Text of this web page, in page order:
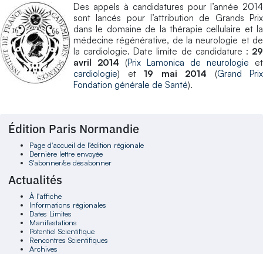
Des appels à candidatures pour l’année 2014
sont lancés pour l’attribution de Grands Prix
dans le domaine de la thérapie cellulaire et la
médecine régénérative, de la neurologie et de
la cardiologie. Date limite de candidature : 29
avril 2014 (Prix Lamonica de neurologie et
cardiologie) et 19 mai 2014 (Grand Prix
Fondation générale de Santé).
Édition Paris Normandie
Page d'accueil de l'édition régionale
Dernière lettre envoyée
S'abonner/se désabonner
Actualités
À l'affiche
Informations régionales
Dates Limites
Manifestations
Potentiel Scientifique
Rencontres Scientifiques
Archives